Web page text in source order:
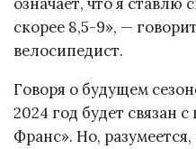
скорее 8,5-9», —
велосипедист.
Говоря о будущем
2024 год будет связан
Франс». Но,